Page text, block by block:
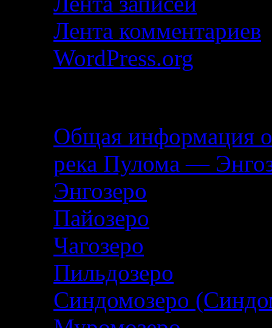
Лента комментариев
WordPress.org
Общая информация
река Пулома —
Энгозеро
Пайозеро
Чагозеро
Пильдозеро
Синдомозеро